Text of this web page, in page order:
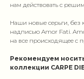
нам действовать с
Наши новые серьги, без
надписью Amor Fati.
на все происходящее с
Рекомендуем
коллекции CARPE